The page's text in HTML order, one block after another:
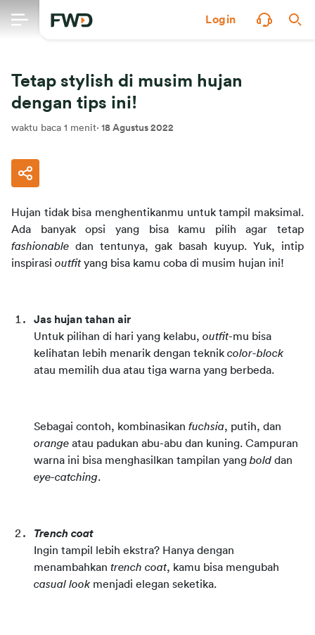
Login
Tetap stylish di musim hujan
dengan tips ini!
waktu baca 1 menit· 18 Agustus 2022
Hujan tidak bisa menghentikanmu untuk tampil maksimal.
fashionable dan tentunya, gak basah kuyup. Yuk, intip
inspirasi outfit yang bisa kamu coba di musim hujan ini!
Jas hujan tahan air
Untuk pilihan di hari yang kelabu, outfit-mu bisa
kelihatan lebih menarik dengan teknik color-block
atau memilih dua atau tiga warna yang berbeda.
Sebagai contoh, kombinasikan fuchsia
orange atau padukan abu-abu dan kuning. Campuran
warna ini bisa menghasilkan tampilan yang bold
eye-catching.
Trench coat
Ingin tampil lebih ekstra? Hanya dengan
menambahkan trench coat
casual look menjadi elegan seketika.